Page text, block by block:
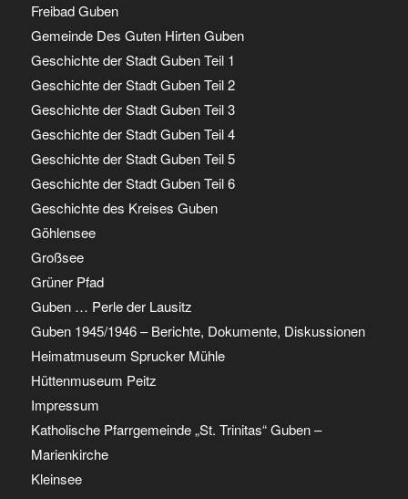
Freibad Guben
Gemeinde Des Guten Hirten Guben
Geschichte der Stadt Guben Teil 1
Geschichte der Stadt Guben Teil 2
Geschichte der Stadt Guben Teil 3
Geschichte der Stadt Guben Teil 4
Geschichte der Stadt Guben Teil 5
Geschichte der Stadt Guben Teil 6
Geschichte des Kreises Guben
Göhlensee
Großsee
Grüner Pfad
Guben … Perle der Lausitz
Guben 1945/1946 – Berichte, Dokumente, Diskussionen
Heimatmuseum Sprucker Mühle
Hüttenmuseum Peitz
Impressum
Katholische Pfarrgemeinde „St. Trinitas“ Guben –
Marienkirche
Kleinsee